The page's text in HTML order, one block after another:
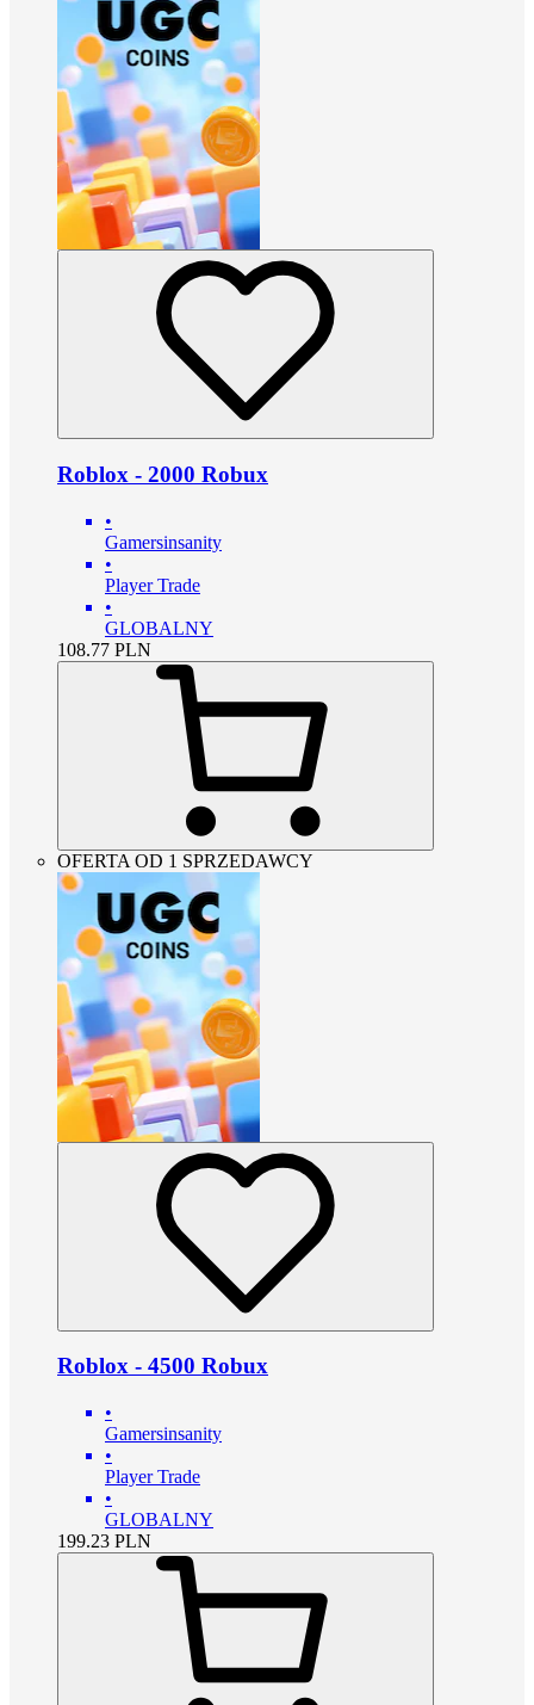
Roblox - 2000 Robux
•
Gamersinsanity
•
Player Trade
•
GLOBALNY
108.77 PLN
OFERTA OD 1 SPRZEDAWCY
Roblox - 4500 Robux
•
Gamersinsanity
•
Player Trade
•
GLOBALNY
199.23 PLN